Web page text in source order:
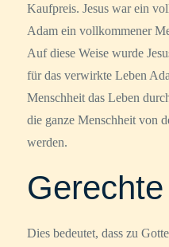
Kaufpreis. Jesus war ein
Adam ein vollkommener
Auf diese Weise wurde
für das verwirkte Leben
Menschheit das Leben
die ganze Menschheit von
werden.
Dies bedeutet, dass zu